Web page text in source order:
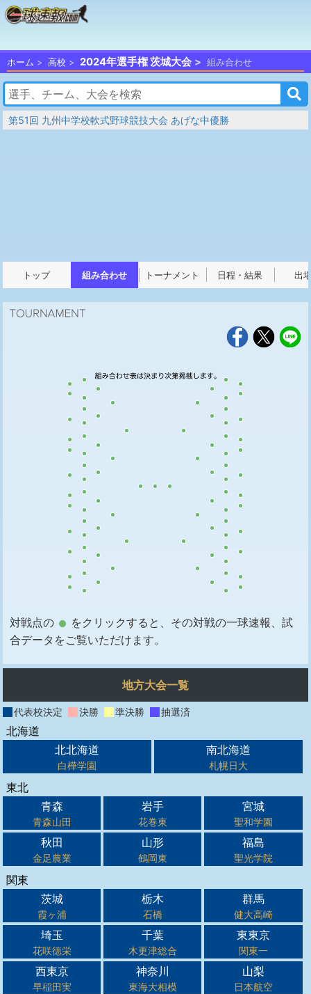
ホーム 高校 2024年選手権 茨城大会 組み合わせ
第51回 九州中学校軟式野球競技大会 あげな中優勝
トップ 組み合わせ トーナメント 日程・結果 出
対戦点の
をクリックすると、その対戦の一球速報、試
合データをご覧いただけます。
地方大会一覧
代表校決定 決勝 準決勝 抽選済
北海道
北北海道
白樺学園
南北海道
札幌日大
東北
青森
青森山田
岩手
花巻東
宮城
聖和学園
秋田
金足農業
山形
鶴岡東
福島
聖光学院
関東
茨城
霞ヶ浦
栃木
石橋
群馬
健大高崎
埼玉
花咲徳栄
千葉
木更津総合
東東京
関東一
西東京
早稲田実
神奈川
東海大相模
山梨
日本航空